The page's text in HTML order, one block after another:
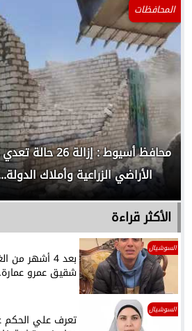
المحافظات
محافظ أسيوط : إزالة 26
الأراضي الزراعية وأملاك
الأكثر قراءة
السوشيال
بعد 4 أشهر من
شقيق عمرو
السوشيال
تعرف علي الحكم